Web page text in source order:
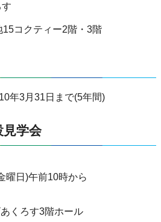
コクティー2階・3階
年3月31日まで(5年間)
見学会
曜日)午前10時から
くろす3階ホール